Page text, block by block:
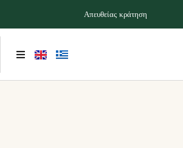
Απευθείας κράτηση